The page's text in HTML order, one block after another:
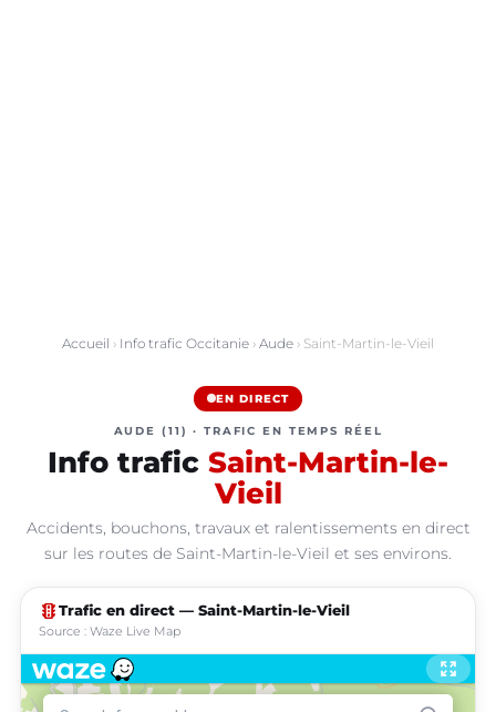
Accueil › Info trafic Occitanie › Aude › Saint-Martin-le-Vieil
EN DIRECT
AUDE (11) · TRAFIC EN TEMPS RÉEL
Info trafic Saint-Martin-le-
Vieil
Accidents, bouchons, travaux et ralentissements en direct
sur les routes de Saint-Martin-le-Vieil et ses environs.
traffic Trafic en direct — Saint-Martin-le-Vieil
Source : Waze Live Map